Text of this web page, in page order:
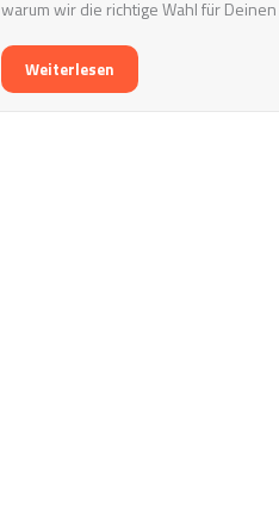
warum wir die richtige Wahl für
Weiterlesen